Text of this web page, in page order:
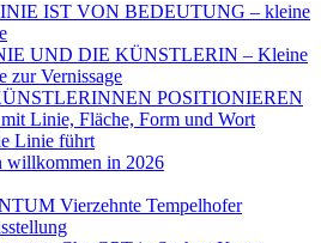
IST VON BEDEUTUNG – kleine
UND DIE KÜNSTLERIN – Kleine
zur Vernissage
POSITIONIEREN
Linie, Fläche, Form und Wort
Linie führt
willkommen in 2026
Vierzehnte Tempelhofer